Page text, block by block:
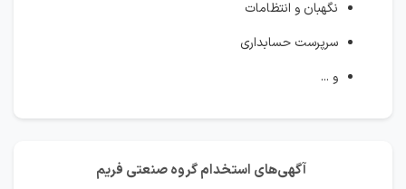
نگهبان و انتظامات
سرپرست حسابداری
و ...
آگهی‌های استخدام گروه صنعتی فریم